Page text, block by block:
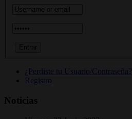
¿Perdiste tu Usuario/Contraseña?
Registro
Noticias